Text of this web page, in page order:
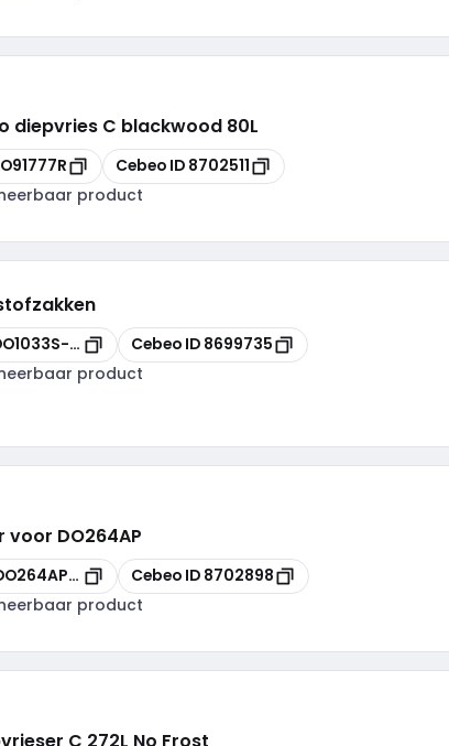
diepvries C blackwood 80L
Kopiëren
Cebeo ID 8702511
product
SET2 Kopiëren
Cebeo ID 8699735
product
voor DO264AP
10 Kopiëren
Cebeo ID 8702898
product
C 272L No Frost